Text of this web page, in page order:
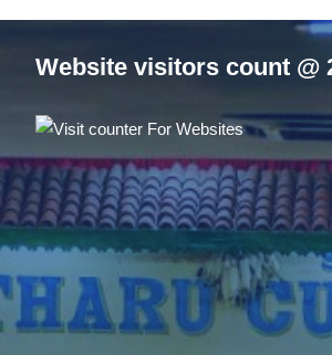
Website visitors count @